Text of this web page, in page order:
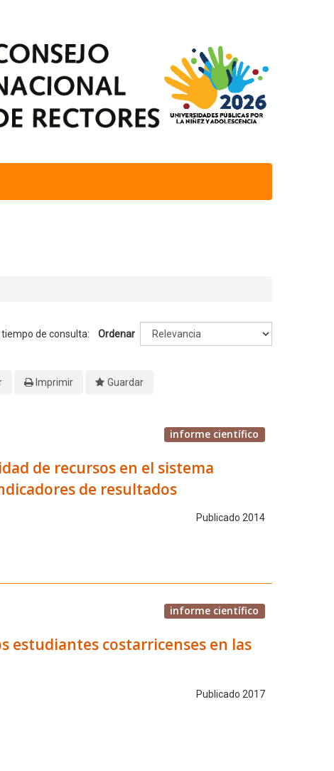
tiempo de consulta:
Ordenar
Imprimir Guardar
informe científico
de recursos en el sistema
de resultados
Publicado 2014
informe científico
estudiantes costarricenses en las
Publicado 2017